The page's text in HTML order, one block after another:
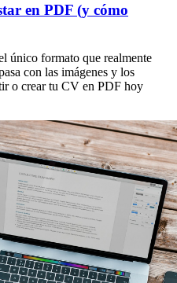
en PDF (y cómo
único formato que realmente
con las imágenes y los
o crear tu CV en PDF hoy